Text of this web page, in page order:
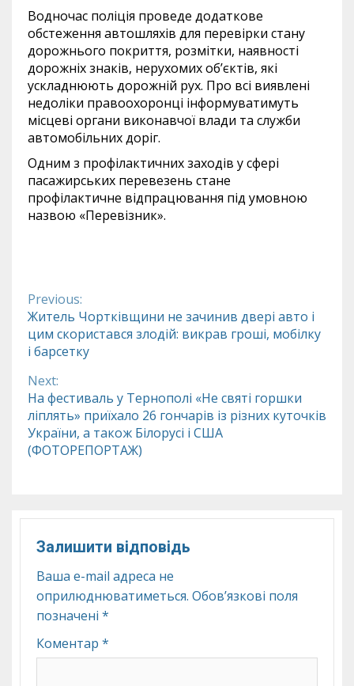
Водночас поліція проведе додаткове
обстеження автошляхів для перевірки стану
дорожнього покриття, розмітки, наявності
дорожніх знаків, нерухомих об’єктів, які
ускладнюють дорожній рух. Про всі виявлені
недоліки правоохоронці інформуватимуть
місцеві органи виконавчої влади та служби
автомобільних доріг.
Одним з профілактичних заходів у сфері
пасажирських перевезень стане
профілактичне відпрацювання під умовною
назвою «Перевізник».
Continue
Reading
Previous:
Житель Чортківщини не зачинив двері авто і
цим скористався злодій: викрав гроші, мобілку
і барсетку
Next:
На фестиваль у Тернополі «Не святі горшки
ліплять» приїхало 26 гончарів із різних куточків
України, а також Білорусі і США
(ФОТОРЕПОРТАЖ)
Залишити відповідь
Ваша e-mail адреса не
оприлюднюватиметься. Обов’язкові поля
позначені *
Коментар *